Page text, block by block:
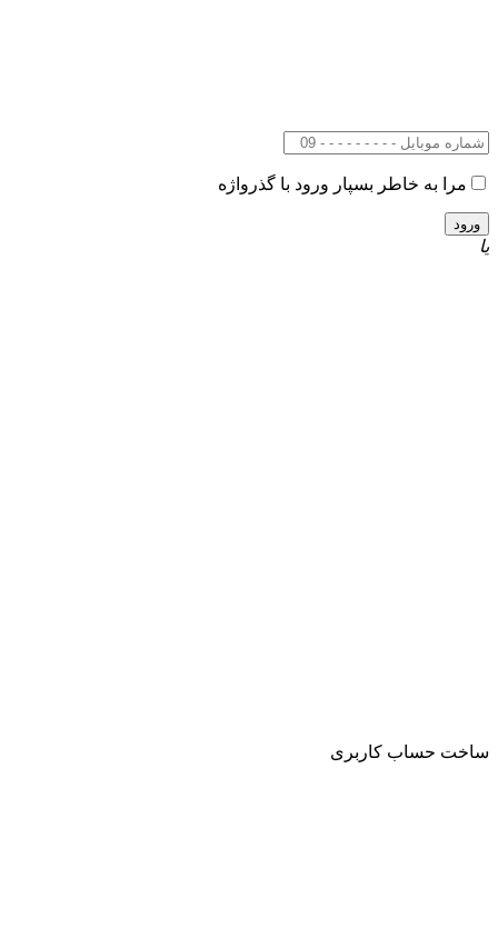
مرا به خاطر بسپار ورود با گذرواژه
یا
ساخت حساب کاربری